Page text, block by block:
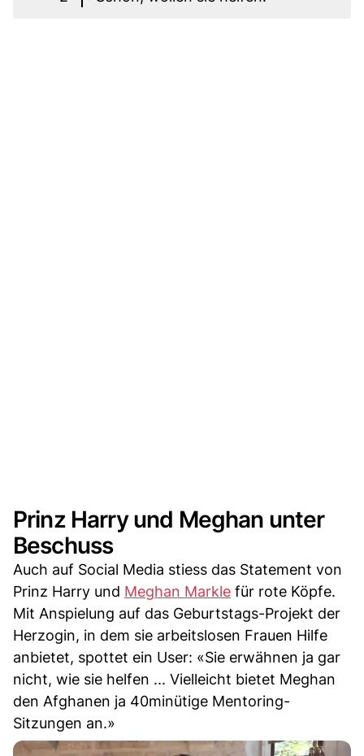
Prinz Harry und Meghan unter
Beschuss
Auch auf Social Media stiess das Statement von
Prinz Harry und Meghan Markle für rote Köpfe.
Mit Anspielung auf das Geburtstags-Projekt der
Herzogin, in dem sie arbeitslosen Frauen Hilfe
anbietet, spottet ein User: «Sie erwähnen ja gar
nicht, wie sie helfen ... Vielleicht bietet Meghan
den Afghanen ja 40minütige Mentoring-
Sitzungen an.»